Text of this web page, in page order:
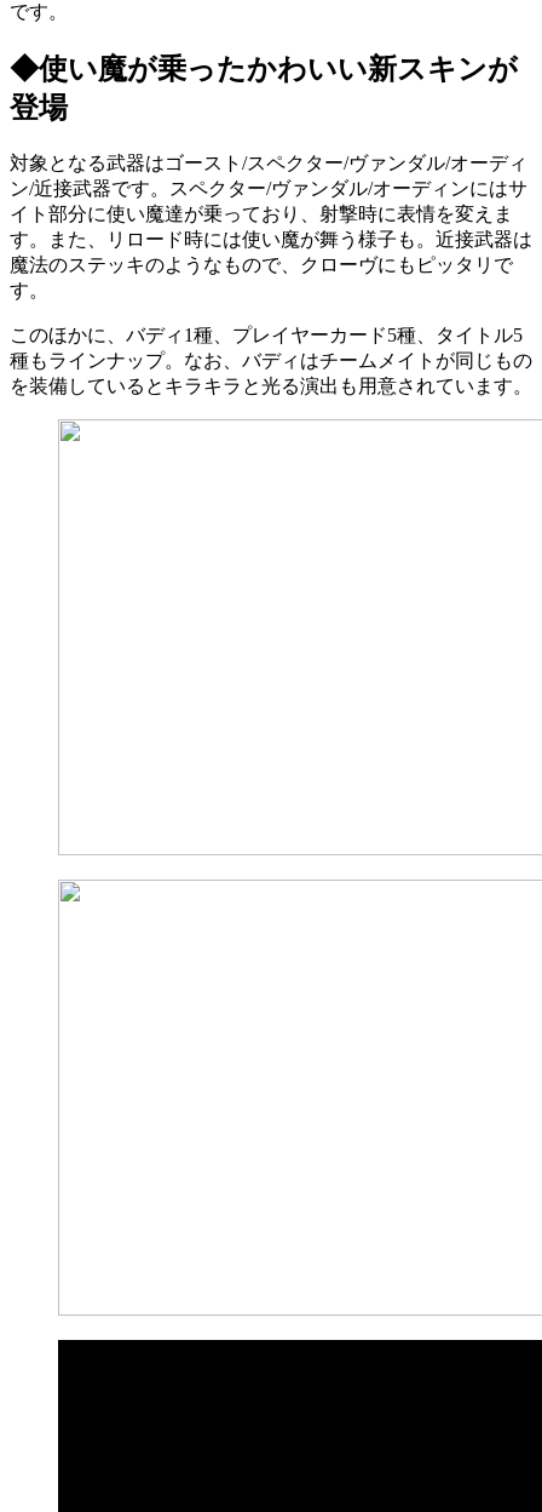
です。
◆使い魔が乗ったかわいい新スキンが
登場
対象となる武器はゴースト/スペクター/ヴァンダル/オーディ
ン/近接武器です。スペクター/ヴァンダル/オーディンにはサ
イト部分に使い魔達が乗っており、射撃時に表情を変えま
す。また、リロード時には使い魔が舞う様子も。近接武器は
魔法のステッキのようなもので、クローヴにもピッタリで
す。
このほかに、バディ1種、プレイヤーカード5種、タイトル5
種もラインナップ。なお、バディはチームメイトが同じもの
を装備しているとキラキラと光る演出も用意されています。